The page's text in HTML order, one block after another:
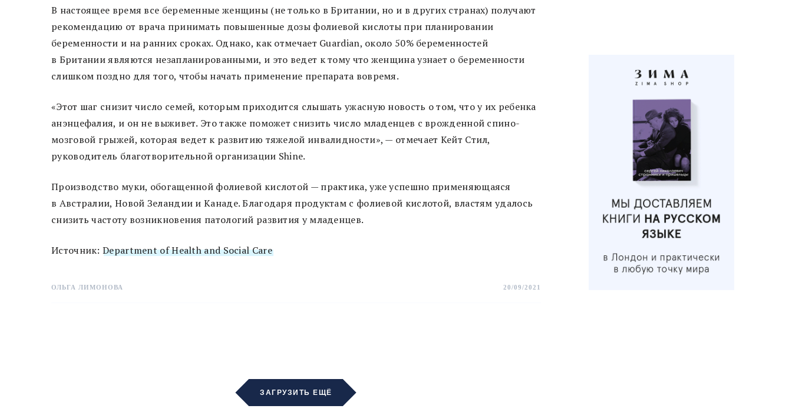
В настоящее время все беременные женщины (не только в Британии, но и в других странах) получают
рекомендацию от врача принимать повышенные дозы фолиевой кислоты при планировании
беременности и на ранних сроках. Однако, как отмечает Guardian, около 50% беременностей
в Британии являются незапланированными, и это ведет к тому что женщина узнает о беременности
слишком поздно для того, чтобы начать применение препарата вовремя.
«Этот шаг снизит число семей, которым приходится слышать ужасную новость о том, что у их ребенка
анэнцефалия, и он не выживет. Это также поможет снизить число младенцев с врожденной спино-
мозговой грыжей, которая ведет к развитию тяжелой инвалидности», — отмечает Кейт Стил,
руководитель благотворительной организации Shine.
Производство муки, обогащенной фолиевой кислотой — практика, уже успешно применяющаяся
в Австралии, Новой Зеландии и Канаде. Благодаря продуктам с фолиевой кислотой, властям удалось
снизить частоту возникновения патологий развития у младенцев.
Источник: Department of Health and Social Care
ОЛЬГА ЛИМОНОВА 20/09/2021
ЗАГРУЗИТЬ ЕЩЁ